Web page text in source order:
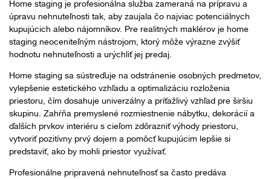
Home staging je profesionálna služba zameraná na prípravu a
úpravu nehnuteľnosti tak, aby zaujala čo najviac potenciálnych
kupujúcich alebo nájomníkov. Pre realitných maklérov je home
staging neoceniteľným nástrojom, ktorý môže výrazne zvýšiť
hodnotu nehnuteľnosti a urýchliť jej predaj.
Home staging sa sústreďuje na odstránenie osobných predmetov,
vylepšenie estetického vzhľadu a optimalizáciu rozloženia
priestoru, čím dosahuje univerzálny a príťažlivý vzhľad pre širšiu
skupinu. Zahŕňa premyslené rozmiestnenie nábytku, dekorácií a
ďalších prvkov interiéru s cieľom zdôrazniť výhody priestoru,
vytvoriť pozitívny prvý dojem a pomôcť kupujúcim lepšie si
predstaviť, ako by mohli priestor využívať.
Profesionálne pripravená nehnuteľnosť sa často predáva